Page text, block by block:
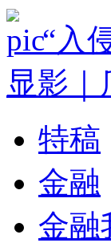
“入
显影｜
特稿
金融
金融